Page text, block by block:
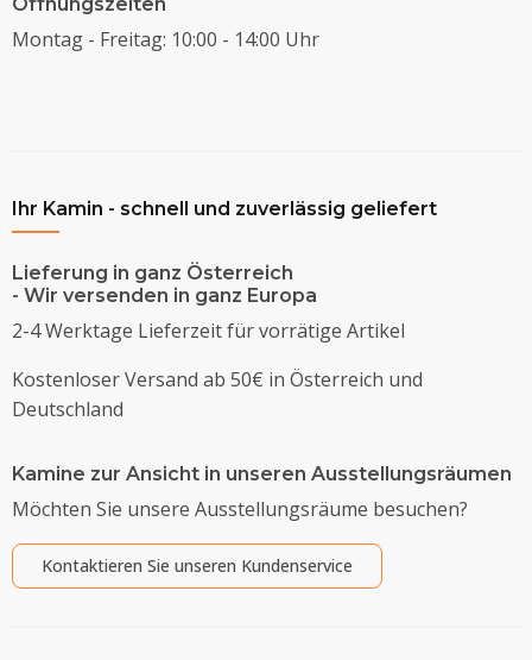
Montag - Freitag: 10:00 - 14:00 Uhr
Ihr Kamin - schnell und zuverlässig geliefert
Lieferung in ganz Österreich
- Wir versenden in ganz Europa
2-4 Werktage Lieferzeit für vorrätige Artikel
Kostenloser Versand ab 50€ in Österreich und
Deutschland
Kamine zur Ansicht in unseren Ausstellungsräumen
Möchten Sie unsere Ausstellungsräume besuchen?
Kontaktieren Sie unseren Kundenservice